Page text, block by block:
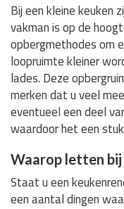
Bij een kleine keuken
vakman is op de
opbergmethodes om
loopruimte kleiner
lades. Deze
merken dat u veel
eventueel een deel
waardoor het een
Waarop letten bij
Staat u een
een aantal dingen